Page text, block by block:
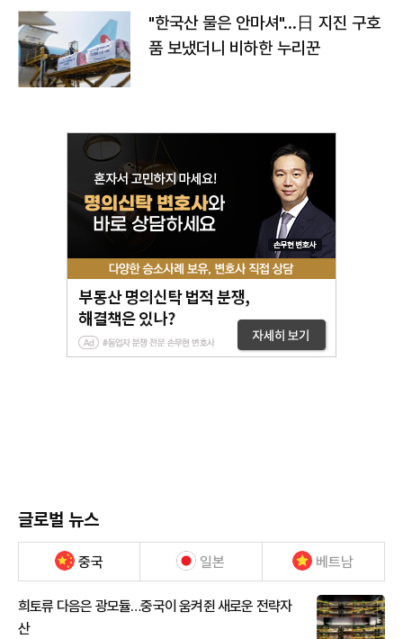
"한국산 물은 안마셔"…日 지진 구호
품 보냈더니 비하한 누리꾼
글로벌 뉴스
중국 일본 베트남
희토류 다음은 광모듈…중국이 움켜쥔 새로운 전략자
산